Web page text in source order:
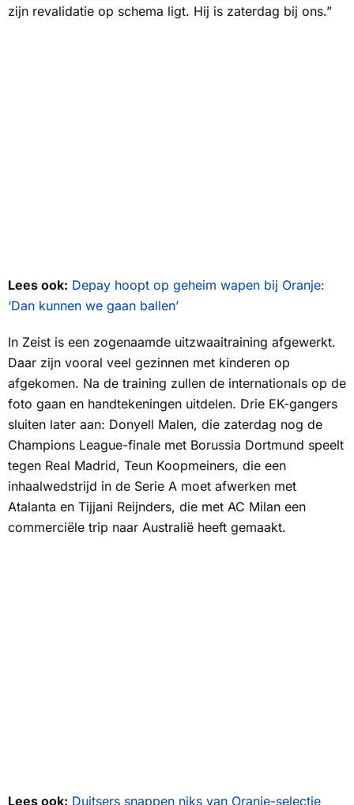
zijn revalidatie op schema ligt. Hij is zaterdag bij ons.”
Lees ook: Depay hoopt op geheim wapen bij Oranje:
‘Dan kunnen we gaan ballen’
In Zeist is een zogenaamde uitzwaaitraining afgewerkt.
Daar zijn vooral veel gezinnen met kinderen op
afgekomen. Na de training zullen de internationals op de
foto gaan en handtekeningen uitdelen. Drie EK-gangers
sluiten later aan: Donyell Malen, die zaterdag nog de
Champions League-finale met Borussia Dortmund speelt
tegen Real Madrid, Teun Koopmeiners, die een
inhaalwedstrijd in de Serie A moet afwerken met
Atalanta en Tijjani Reijnders, die met AC Milan een
commerciële trip naar Australië heeft gemaakt.
Lees ook: Duitsers snappen niks van Oranje-selectie